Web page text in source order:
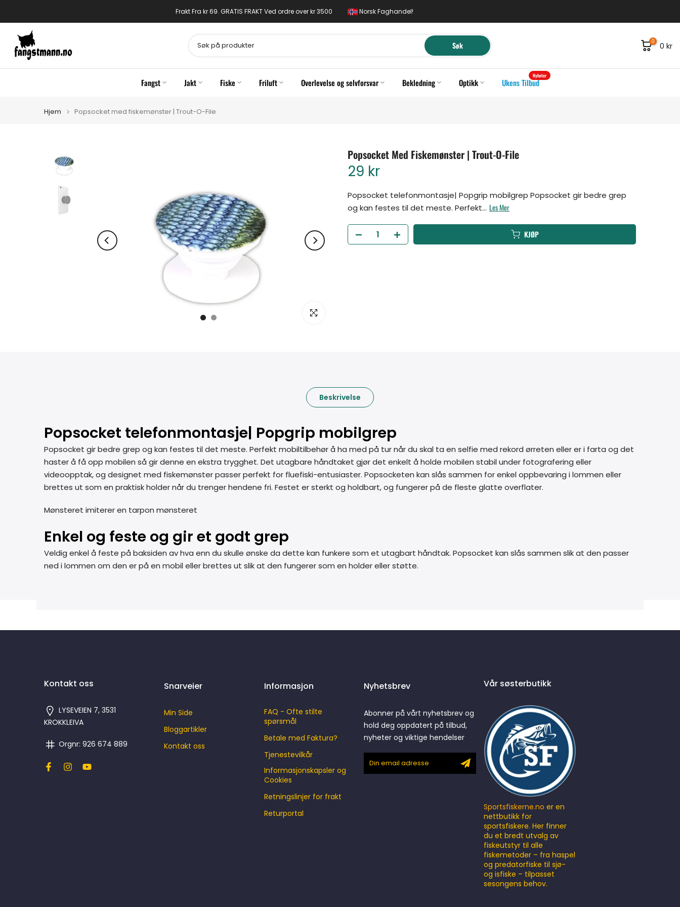
til
innhold
Frakt Fra kr 69. GRATIS FRAKT Ved ordre over kr 3500 Norsk Faghandel!
Søk 0 0 kr
Fangst Jakt Fiske Friluft Overlevelse og selvforsvar Bekledning Optikk Ukens Tilbud
Nyheter
Hjem Popsocket med fiskemønster | Trout-O-File
Klikk for å forstørre
Popsocket Med Fiskemønster | Trout-O-File
29 kr
Popsocket telefonmontasje| Popgrip mobilgrep Popsocket gir bedre grep
og kan festes til det meste. Perfekt... Les Mer
KJØP
Beskrivelse
Popsocket telefonmontasje| Popgrip mobilgrep
Popsocket gir bedre grep og kan festes til det meste. Perfekt mobiltilbehør å ha med på tur når du skal ta en selfie med rekord ørreten eller er i farta og det
haster å få opp mobilen så gir denne en ekstra trygghet. Det utagbare håndtaket gjør det enkelt å holde mobilen stabil under fotografering eller
videoopptak, og designet med fiskemønster passer perfekt for fluefiski-entusiaster. Popsocketen kan slås sammen for enkel oppbevaring i lommen eller
brettes ut som en praktisk holder når du trenger hendene fri. Festet er sterkt og holdbart, og fungerer på de fleste glatte overflater.
Mønsteret imiterer en tarpon mønsteret
Enkel og feste og gir et godt grep
Veldig enkel å feste på baksiden av hva enn du skulle ønske da dette kan funkere som et utagbart håndtak. Popsocket kan slås sammen slik at den passer
ned i lommen om den er på en mobil eller brettes ut slik at den fungerer som en holder eller støtte.
Kontakt oss
LYSEVEIEN 7, 3531
KROKKLEIVA
Orgnr: 926 674 889
Snarveier
Min Side
Bloggartikler
Kontakt oss
Informasjon
FAQ - Ofte stilte
spørsmål
Betale med Faktura?
Tjenestevilkår
Informasjonskapsler og
Cookies
Retningslinjer for frakt
Returportal
Nyhetsbrev
Abonner på vårt nyhetsbrev og
hold deg oppdatert på tilbud,
nyheter og viktige hendelser
Vår søsterbutikk
Sportsfiskerne.no er en
nettbutikk for
sportsfiskere. Her finner
du et bredt utvalg av
fiskeutstyr til alle
fiskemetoder – fra haspel
og predatorfiske til sjø-
og isfiske – tilpasset
sesongens behov.